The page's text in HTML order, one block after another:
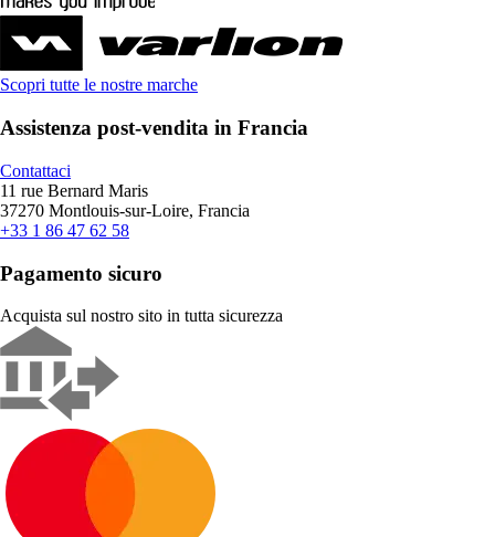
Scopri tutte le nostre marche
Assistenza post-vendita in Francia
Contattaci
11 rue Bernard Maris
37270 Montlouis-sur-Loire, Francia
+33 1 86 47 62 58
Pagamento sicuro
Acquista sul nostro sito in tutta sicurezza